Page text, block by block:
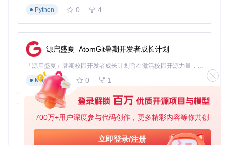
700万+用户深度参与代码创作，更多精彩内容等你共创
立即登录/注册
右键点击"Security Center"项，选择"导出"进行备份
删除以下子项（如存在）：
AntiVirusOverride
FirewallOverride
UacOverride
关闭注册表编辑器并重启计算机
回滚方案：双击之前导出的.reg文件即可恢复注册表配置。
专家级解决方案（适用于系统管理员）
方案5：系统级安全组件重置
Python
0 4
源启盛夏_AtomGit暑期开发者成长计划
「源启盛夏」暑期校园开发者成长计划旨在激活校园开源力量，通过积分激励、认证扶持、资源倾斜等形式，引导高校组织和开发者完成「入驻 — 建项目 — 做贡献 — 获认证 — 得资源」的完整闭环。无论你是想带领社团入驻平台的组织者，还是希望用代码贡献证明自己的开发者，都能在这里找到属于你的成长路径。
Markdown
0 1
py-xiaozhi
基于Python的Xiaozhi AI，适用于想要完整Xiaozhi体验而无需拥有专用硬件的用户。